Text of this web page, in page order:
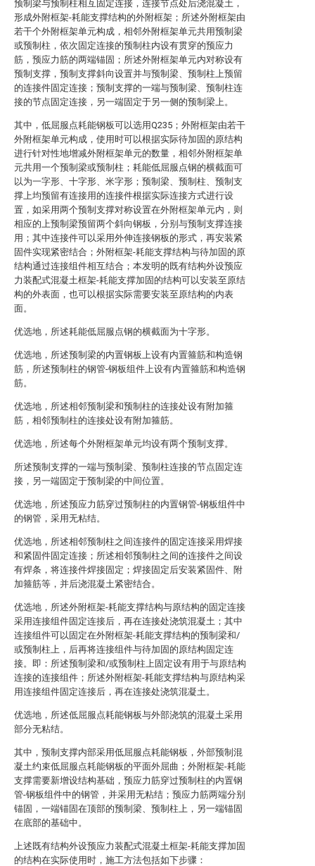
预制梁与预制柱相互固定连接，连接节点处后浇混凝土，
形成外附框架-耗能支撑结构的外附框架；所述外附框架由
若干个外附框架单元构成，相邻外附框架单元共用预制梁
或预制柱，依次固定连接的预制柱内设有贯穿的预应力
筋，预应力筋的两端锚固；所述外附框架单元内对称设有
预制支撑，预制支撑斜向设置并与预制梁、预制柱上预留
的连接件固定连接；预制支撑的一端与预制梁、预制柱连
接的节点固定连接，另一端固定于另一侧的预制梁上。
其中，低屈服点耗能钢板可以选用Q235；外附框架由若干
外附框架单元构成，使用时可以根据实际待加固的原结构
进行针对性地增减外附框架单元的数量，相邻外附框架单
元共用一个预制梁或预制柱；耗能低屈服点钢的横截面可
以为一字形、十字形、米字形；预制梁、预制柱、预制支
撑上均预留有连接用的连接件根据实际连接方式进行设
置，如采用两个预制支撑对称设置在外附框架单元内，则
相应的上预制梁预留两个斜向钢板，分别与预制支撑连接
用；其中连接件可以采用外伸连接钢板的形式，再安装紧
固件实现紧密结合；外附框架-耗能支撑结构与待加固的原
结构通过连接组件相互结合；本发明的既有结构外设预应
力装配式混凝土框架-耗能支撑加固的结构可以安装至原结
构的外表面，也可以根据实际需要安装至原结构的内表
面。
优选地，所述耗能低屈服点钢的横截面为十字形。
优选地，所述预制梁的内置钢板上设有内置箍筋和构造钢
筋，所述预制柱的钢管-钢板组件上设有内置箍筋和构造钢
筋。
优选地，所述相邻预制梁和预制柱的连接处设有附加箍
筋，相邻预制柱的连接处设有附加箍筋。
优选地，所述每个外附框架单元均设有两个预制支撑。
所述预制支撑的一端与预制梁、预制柱连接的节点固定连
接，另一端固定于预制梁的中间位置。
优选地，所述预应力筋穿过预制柱的内置钢管-钢板组件中
的钢管，采用无粘结。
优选地，所述相邻预制柱之间连接件的固定连接采用焊接
和紧固件固定连接；所述相邻预制柱之间的连接件之间设
有焊条，将连接件焊接固定；焊接固定后安装紧固件、附
加箍筋等，并后浇混凝土紧密结合。
优选地，所述外附框架-耗能支撑结构与原结构的固定连接
采用连接组件固定连接后，再在连接处浇筑混凝土；其中
连接组件可以固定在外附框架-耗能支撑结构的预制梁和/
或预制柱上，后再将连接组件与待加固的原结构固定连
接。即：所述预制梁和/或预制柱上固定设有用于与原结构
连接的连接组件；所述外附框架-耗能支撑结构与原结构采
用连接组件固定连接后，再在连接处浇筑混凝土。
优选地，所述低屈服点耗能钢板与外部浇筑的混凝土采用
部分无粘结。
其中，预制支撑内部采用低屈服点耗能钢板，外部预制混
凝土约束低屈服点耗能钢板的平面外屈曲；外附框架-耗能
支撑需要新增设结构基础，预应力筋穿过预制柱的内置钢
管-钢板组件中的钢管，并采用无粘结；预应力筋两端分别
锚固，一端锚固在顶部的预制梁、预制柱上，另一端锚固
在底部的基础中。
上述既有结构外设预应力装配式混凝土框架-耗能支撑加固
的结构在实际使用时，施工方法包括如下步骤：